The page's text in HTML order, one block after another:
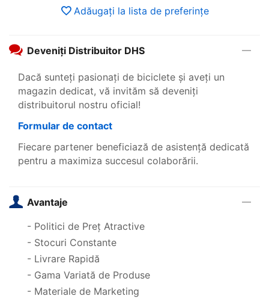
Adăugați la lista de preferințe
Deveniți Distribuitor DHS
Dacă sunteți pasionați de biciclete și aveți un
magazin dedicat, vă invităm să deveniți
distribuitorul nostru oficial!
Formular de contact
Fiecare partener beneficiază de asistență dedicată
pentru a maximiza succesul colaborării.
Avantaje
- Politici de Preț Atractive
- Stocuri Constante
- Livrare Rapidă
- Gama Variată de Produse
- Materiale de Marketing